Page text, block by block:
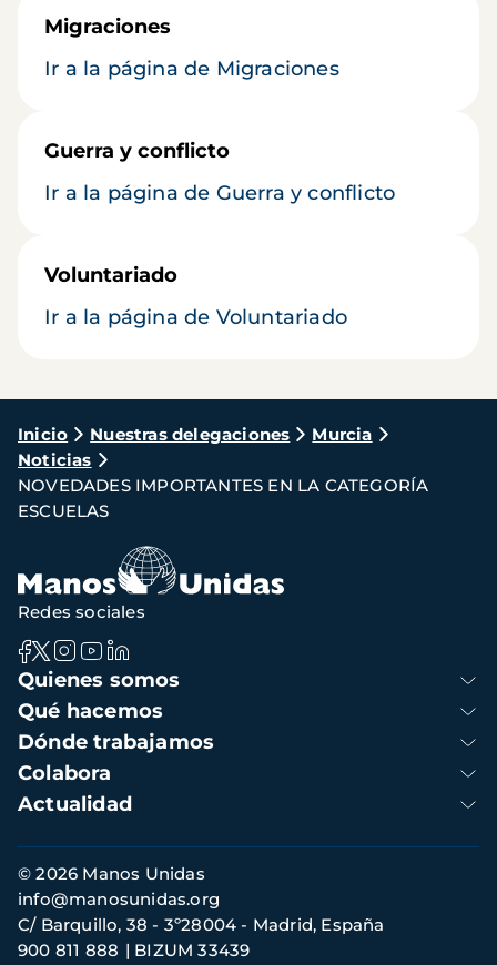
Migraciones
Ir a la página de Migraciones
Guerra y conflicto
Ir a la página de Guerra y conflicto
Voluntariado
Ir a la página de Voluntariado
Ruta
de
navegación
Inicio Nuestras delegaciones
Murcia
Noticias
NOVEDADES IMPORTANTES EN LA CATEGORÍA
ESCUELAS
Navegación
principal
Quienes somos
Qué hacemos
Dónde trabajamos
Colabora
Actualidad
Redes sociales
Información
de
contacto
© 2026 Manos Unidas
C/ Barquillo, 38 - 3º28004 - Madrid, España
900 811 888
BIZUM 33439
info@manosunidas.org